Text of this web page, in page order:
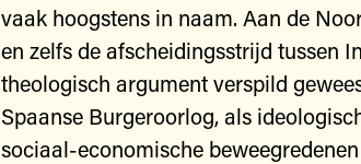
vaak hoogstens in naam. Aan de
en zelfs de afscheidingsstrijd tussen
theologisch argument verspild
Spaanse Burgeroorlog, als
sociaal-economische